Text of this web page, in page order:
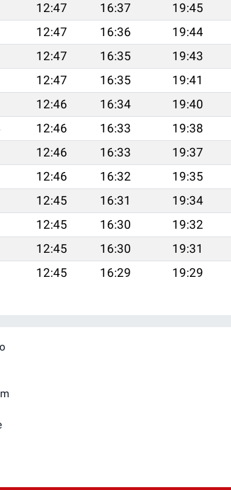
12:47 16:37 19:45
12:47 16:36 19:44
12:47 16:35 19:43
12:47 16:35 19:41
12:46 16:34 19:40
12:46 16:33 19:38
12:46 16:33 19:37
12:46 16:32 19:35
12:45 16:31 19:34
12:45 16:30 19:32
12:45 16:30 19:31
12:45 16:29 19:29